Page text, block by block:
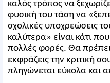
καλός τρόπος να
φυσική του τάση να
σχολικές υποχρεώσεις
καλύτερα» είναι κάτι
πολλές φορές. Θα
εκφράζεις την κριτική
πληγώνεται εύκολα και